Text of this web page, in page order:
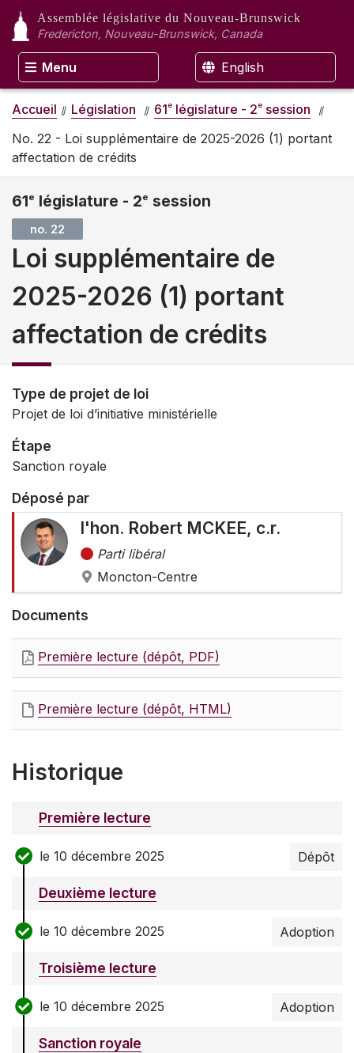
Assemblée législative du Nouveau-Brunswick
Fredericton, Nouveau-Brunswick, Canada
Menu English
Accueil Législation 61e législature - 2e session
No. 22 - Loi supplémentaire de 2025-2026 (1) portant
affectation de crédits
61e législature - 2e session
no. 22
Loi supplémentaire de
2025-2026 (1) portant
affectation de crédits
Type de projet de loi
Projet de loi d’initiative ministérielle
Étape
Sanction royale
Déposé par
l'hon. Robert MCKEE, c.r.
Parti libéral
Moncton-Centre
Documents
Première lecture (dépôt, PDF)
Première lecture (dépôt, HTML)
Historique
Première lecture
le 10 décembre 2025 Dépôt
Deuxième lecture
le 10 décembre 2025 Adoption
Troisième lecture
le 10 décembre 2025 Adoption
Sanction royale